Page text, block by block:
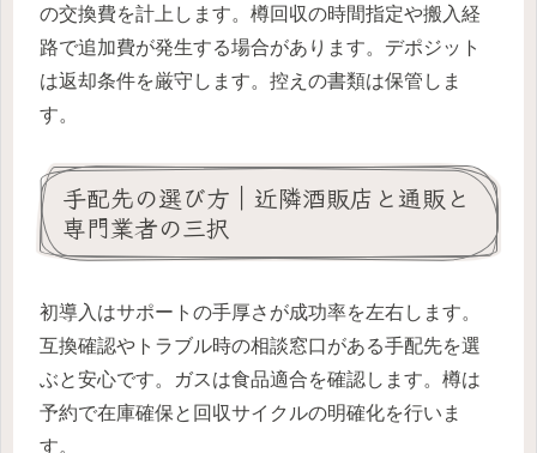
の交換費を計上します。樽回収の時間指定や搬入経
路で追加費が発生する場合があります。デポジット
は返却条件を厳守します。控えの書類は保管しま
す。
手配先の選び方｜近隣酒販店と通販と
専門業者の三択
初導入はサポートの手厚さが成功率を左右します。
互換確認やトラブル時の相談窓口がある手配先を選
ぶと安心です。ガスは食品適合を確認します。樽は
予約で在庫確保と回収サイクルの明確化を行いま
す。